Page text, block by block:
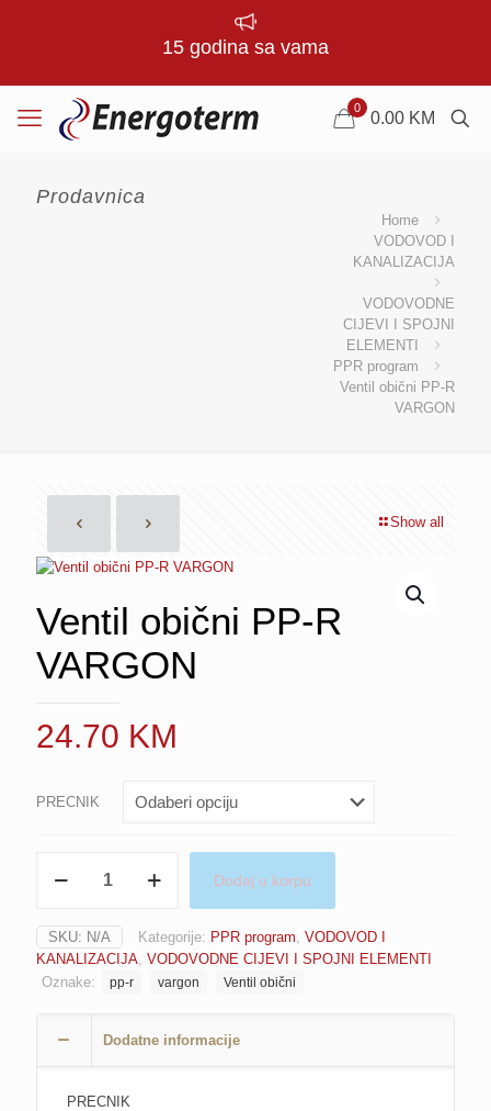
15 godina sa vama
0
0.00 KM
Prodavnica
Home
VODOVOD I
KANALIZACIJA
VODOVODNE
CIJEVI I SPOJNI
ELEMENTI
PPR program
Ventil obični PP-R
VARGON
Show all
Ventil obični PP-R
VARGON
24.70 KM
PRECNIK
obični
R
VARGON
količina
Dodaj u korpu
SKU: N/A Kategorije: PPR program, VODOVOD I
KANALIZACIJA, VODOVODNE CIJEVI I SPOJNI ELEMENTI
Oznake:
pp-r vargon Ventil obični
Dodatne informacije
PRECNIK